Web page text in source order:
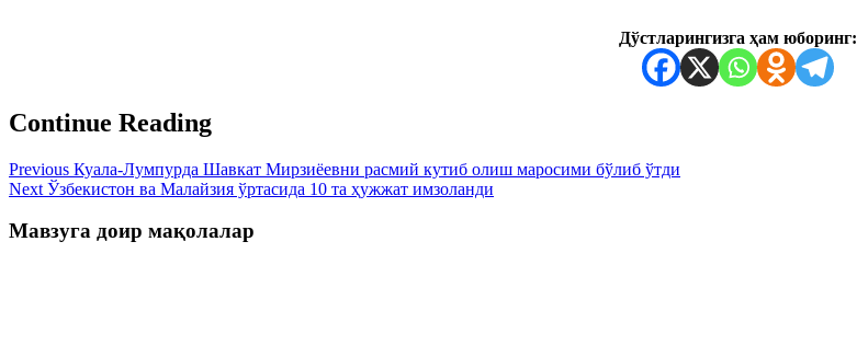
Дўстларингизга ҳам юборинг:
Continue Reading
Previous Куала-Лумпурда Шавкат Мирзиёевни расмий кутиб олиш маросими бўлиб ўтди
Next Ўзбекистон ва Малайзия ўртасида 10 та ҳужжат имзоланди
Мавзуга доир мақолалар